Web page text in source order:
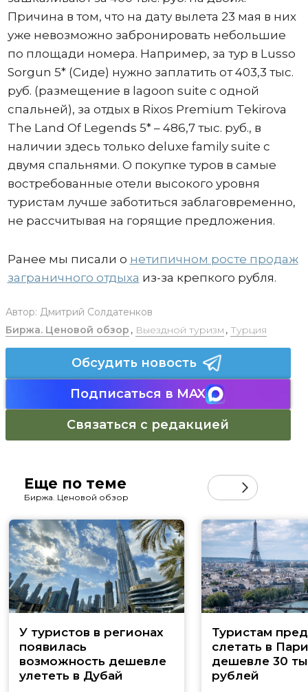
Причина в том, что на дату вылета 23 мая в них
уже невозможно забронировать небольшие
по площади номера. Например, за тур в Lusso
Sorgun 5* (Сиде) нужно заплатить от 403,3 тыс.
руб. (размещение в lagoon suite с одной
спальней), за отдых в Rixos Premium Tekirova
The Land Of Legends 5* – 486,7 тыс. руб., в
наличии здесь только deluxe family suite с
двумя спальнями. О покупке туров в самые
востребованные отели высокого уровня
туристам лучше заботиться заблаговременно,
не рассчитывая на горящие предложения.
Ранее мы писали о нетипичном росте продаж
заграничного отдыха из-за крепкого рубля.
Автор: Дмитрий Солдатенков
Биржа. Ценовой обзор , Выездной туризм , Турция
Обсудить новость
Подписаться в MAX
Связаться с редакцией
Еще по теме
Биржа. Ценовой обзор
У туристов в регионах
появилась
возможность дешевле
улететь в Дубай
Туристам
слетать в
дешевле 30
рублей